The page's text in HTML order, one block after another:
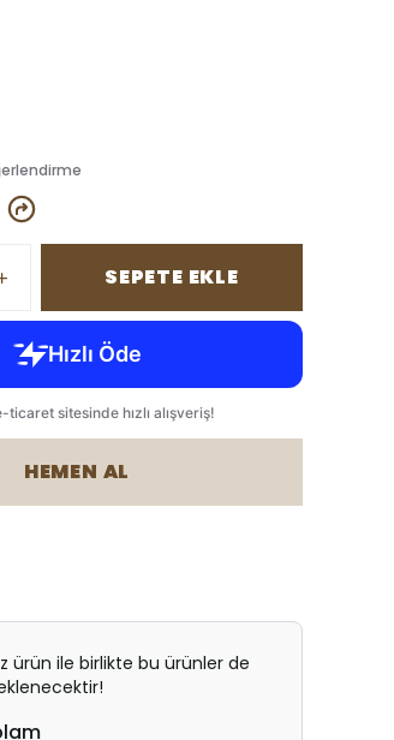
SEPETE EKLE
HEMEN AL
ürün ile birlikte bu ürünler de